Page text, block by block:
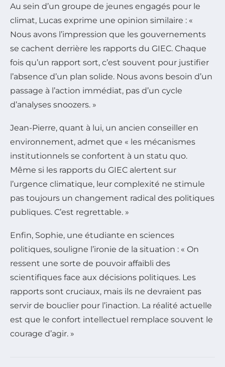
Au sein d’un groupe de jeunes engagés pour le
climat, Lucas exprime une opinion similaire : «
Nous avons l’impression que les gouvernements
se cachent derrière les rapports du GIEC. Chaque
fois qu’un rapport sort, c’est souvent pour justifier
l’absence d’un plan solide. Nous avons besoin d’un
passage à l’action immédiat, pas d’un cycle
d’analyses snoozers. »
Jean-Pierre, quant à lui, un ancien conseiller en
environnement, admet que « les mécanismes
institutionnels se confortent à un statu quo.
Même si les rapports du GIEC alertent sur
l’urgence climatique, leur complexité ne stimule
pas toujours un changement radical des politiques
publiques. C’est regrettable. »
Enfin, Sophie, une étudiante en sciences
politiques, souligne l’ironie de la situation : « On
ressent une sorte de pouvoir affaibli des
scientifiques face aux décisions politiques. Les
rapports sont cruciaux, mais ils ne devraient pas
servir de bouclier pour l’inaction. La réalité actuelle
est que le confort intellectuel remplace souvent le
courage d’agir. »